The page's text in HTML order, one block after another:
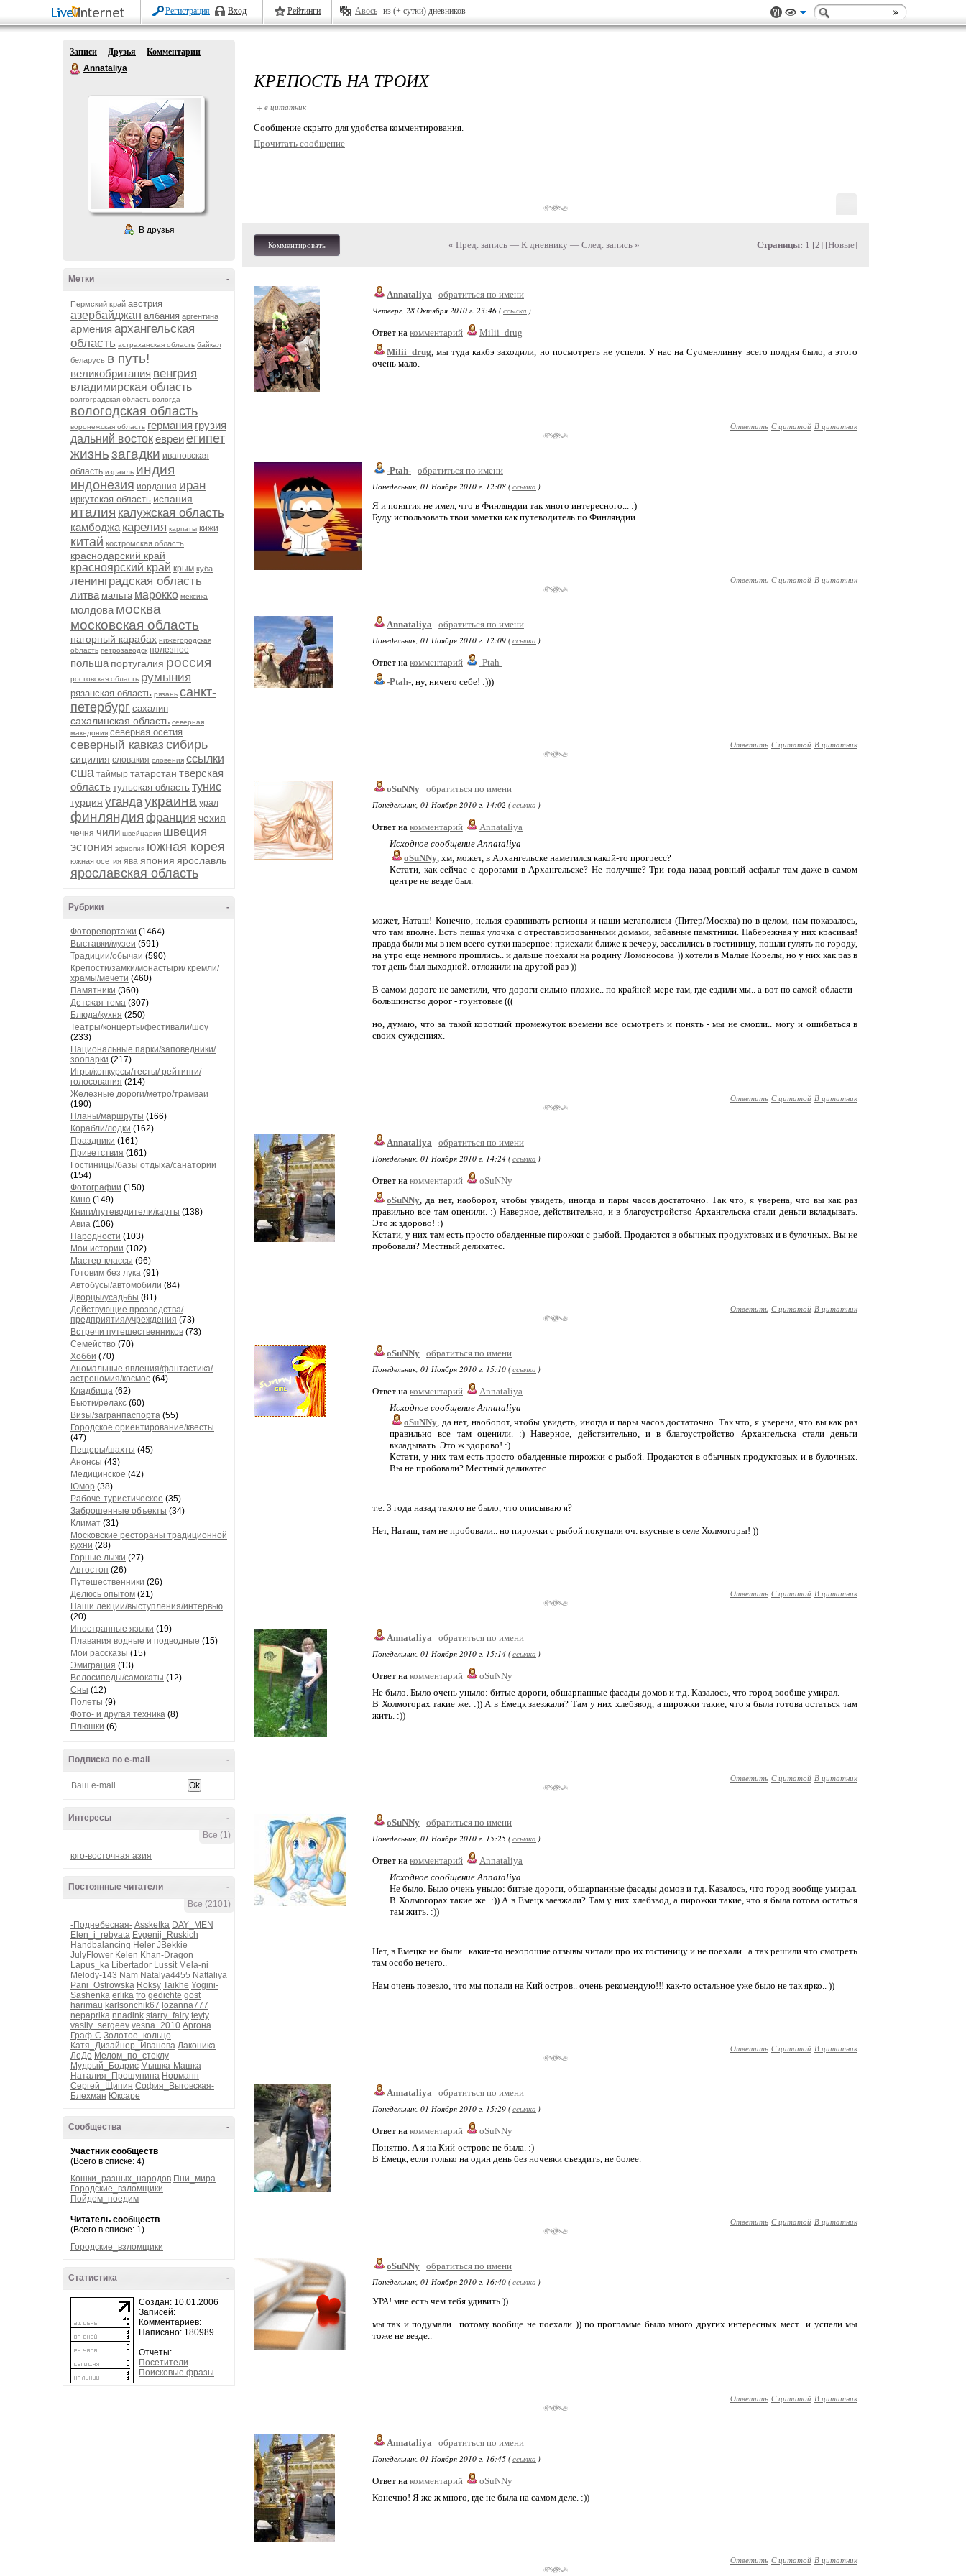
Регистрация Вход Рейтинги Авось из (+ сутки) дневников
Записи Друзья
Комментарии
Annataliya
В друзья
-
Метки
Пермский край австрия
азербайджан албания аргентина
армения архангельская
область астраханская область байкал
беларусь в путь!
великобритания венгрия
владимирская область
волгоградская область вологда
вологодская область
воронежская область германия грузия
дальний востокевреиегипет
жизньзагадки ивановская
область израиль индия
индонезия иордания иран
иркутская область испания
италия калужская область
камбоджа карелия карпаты кижи
китай костромская область
краснодарский край
красноярский край крым куба
ленинградская область
литва мальта марокко мексика
молдова москва
московская область
нагорный карабах нижегородская
область петрозаводск полезное
польша португалия россия
ростовская область румыния
рязанская область рязань санкт-
петербург сахалин
сахалинская область северная
македония северная осетия
северный кавказ сибирь
сицилия словакия словения ссылки
сша таймыр татарстан тверская
область тульская область тунис
турция угандаукраина урал
финляндия франция чехия
чечня чили швейцария швеция
эстония эфиопия южная корея
южная осетия ява япония ярославль
ярославская область
-
Рубрики
Фоторепортажи (1464)
Выставки/музеи (591)
Традиции/обычаи (590)
Крепости/замки/монастыри/ кремли/
храмы/мечети (460)
Памятники (360)
Детская тема (307)
Блюда/кухня (250)
Театры/концерты/фестивали/шоу
(233)
Национальные парки/заповедники/
зоопарки (217)
Игры/конкурсы/тесты/ рейтинги/
голосования (214)
Железные дороги/метро/трамваи
(190)
Планы/маршруты (166)
Корабли/лодки (162)
Праздники (161)
Приветствия (161)
Гостиницы/базы отдыха/санатории
(154)
Фотографии (150)
Кино (149)
Книги/путеводители/карты (138)
Авиа (106)
Народности (103)
Мои истории (102)
Мастер-классы (96)
Готовим без лука (91)
Автобусы/автомобили (84)
Дворцы/усадьбы (81)
Действующие прозводства/
предприятия/учреждения (73)
Встречи путешественников (73)
Семейство (70)
Хобби (70)
Аномальные явления/фантастика/
астрономия/космос (64)
Кладбища (62)
Бьюти/релакс (60)
Визы/загранпаспорта (55)
Городское ориентирование/квесты
(47)
Пещеры/шахты (45)
Анонсы (43)
Медицинское (42)
Юмор (38)
Рабоче-туристическое (35)
Заброшенные объекты (34)
Климат (31)
Московские рестораны традиционной
кухни (28)
Горные лыжи (27)
Автостоп (26)
Путешественники (26)
Делюсь опытом (21)
Наши лекции/выступления/интервью
(20)
Иностранные языки (19)
Плавания водные и подводные (15)
Мои рассказы (15)
Эмиграция (13)
Велосипеды/самокаты (12)
Сны (12)
Полеты (9)
Фото- и другая техника (8)
Плюшки (6)
-
Подписка по e-mail
-
Интересы
Все (1)
юго-восточная азия
-
Постоянные читатели
Все (2101)
-Поднебесная- Assketka DAY_MEN
Elen_i_rebyata Evgenij_Ruskich
Handbalancing Heler JBekkie
JulyFlower Kelen Khan-Dragon
Lapus_ka Libertador Lussit Mela-ni
Melody-143 Nam Natalya4455 Nattaliya
Pani_Ostrowska Roksy Taikhe Yogini-
Sashenka erlika fro gedichte gost
harimau karlsonchik67 lozanna777
nepaprika nnadink starry_fairy teyty
vasily_sergeev vesna_2010 Аргона
Граф-С Золотое_кольцо
Катя_Дизайнер_Иванова Лаконика
ЛеДо Мелом_по_стеклу
Мудрый_Бодрис Мышка-Машка
Наталия_Прошунина Норманн
Сергей_Щипин София_Выговская-
Блехман Юксаре
-
Сообщества
Участник сообществ
(Всего в списке: 4)
Кошки_разных_народов Пни_мира
Городские_взломщики
Пойдем_поедим
Читатель сообществ
(Всего в списке: 1)
Городские_взломщики
-
Статистика
Создан: 10.01.2006
Записей:
Комментариев:
Написано: 180989
Отчеты:
Посетители
Поисковые фразы
КРЕПОСТЬ НА ТРОИХ
+ в цитатник
Cообщение скрыто для удобства комментирования.
Прочитать сообщение
Комментировать « Пред. запись— К дневнику — След. запись » Страницы: 1 [2] [Новые]
Annataliya
обратиться по имени
Четверг, 28 Октября 2010 г. 23:46 (ссылка )
Ответ на комментарий
Milii_drug
Milii_drug, мы туда какбэ заходили, но посмотреть не успели. У нас на Суоменлинну всего полдня было, а этого
очень мало.
Ответить С цитатой В цитатник
-Ptah- обратиться по имени
Понедельник, 01 Ноября 2010 г. 12:08 (ссылка )
Я и понятия не имел, что в Финляндии так много интересного... :)
Буду использовать твои заметки как путеводитель по Финляндии.
Ответить С цитатой В цитатник
Annataliya
обратиться по имени
Понедельник, 01 Ноября 2010 г. 12:09 (ссылка )
Ответ на комментарий
-Ptah-
-Ptah-, ну, ничего себе! :)))
Ответить С цитатой В цитатник
oSuNNy обратиться по имени
Понедельник, 01 Ноября 2010 г. 14:02 (ссылка )
Ответ на комментарий
Annataliya
Исходное сообщение Annataliya
oSuNNy, хм, может, в Архангельске наметился какой-то прогресс?
Кстати, как сейчас с дорогами в Архангельске? Не получше? Три года назад ровный асфальт там даже в самом
центре не везде был.
может, Наташ! Конечно, нельзя сравнивать регионы и наши мегаполисы (Питер/Москва) но в целом, нам показалось,
что там вполне. Есть пешая улочка с отреставрированными домами, забавные памятники. Набережная у них красивая!
правда были мы в нем всего сутки наверное: приехали ближе к вечеру, заселились в гостиницу, пошли гулять по городу,
на утро еще немного прошлись.. и дальше поехали на родину Ломоносова )) хотели в Малые Корелы, но у них как раз в
тот день был выходной. отложили на другой раз ))
В самом дороге не заметили, что дороги сильно плохие.. по крайней мере там, где ездили мы.. а вот по самой области -
большинство дорог - грунтовые (((
но, думаю, что за такой короткий промежуток времени все осмотреть и понять - мы не смогли.. могу и ошибаться в
своих суждениях.
Ответить С цитатой В цитатник
Annataliya
обратиться по имени
Понедельник, 01 Ноября 2010 г. 14:24 (ссылка )
Ответ на комментарий
oSuNNy
oSuNNy, да нет, наоборот, чтобы увидеть, иногда и пары часов достаточно. Так что, я уверена, что вы как раз
правильно все там оценили. :) Наверное, действительно, и в благоустройство Архангельска стали деньги вкладывать.
Это ж здорово! :)
Кстати, у них там есть просто обалденные пирожки с рыбой. Продаются в обычных продуктовых и в булочных. Вы не
пробовали? Местный деликатес.
Ответить С цитатой В цитатник
oSuNNy обратиться по имени
Понедельник, 01 Ноября 2010 г. 15:10 (ссылка )
Ответ на комментарий
Annataliya
Исходное сообщение Annataliya
oSuNNy, да нет, наоборот, чтобы увидеть, иногда и пары часов достаточно. Так что, я уверена, что вы как раз
правильно все там оценили. :) Наверное, действительно, и в благоустройство Архангельска стали деньги
вкладывать. Это ж здорово! :)
Кстати, у них там есть просто обалденные пирожки с рыбой. Продаются в обычных продуктовых и в булочных.
Вы не пробовали? Местный деликатес.
т.е. 3 года назад такого не было, что описываю я?
Нет, Наташ, там не пробовали.. но пирожки с рыбой покупали оч. вкусные в селе Холмогоры! ))
Ответить С цитатой В цитатник
Annataliya
обратиться по имени
Понедельник, 01 Ноября 2010 г. 15:14 (ссылка )
Ответ на комментарий
oSuNNy
Не было. Было очень уныло: битые дороги, обшарпанные фасады домов и т.д. Казалось, что город вообще умирал.
В Холмогорах такие же. :)) А в Емецк заезжали? Там у них хлебзвод, а пирожки такие, что я была готова остаться там
жить. :))
Ответить С цитатой В цитатник
oSuNNy обратиться по имени
Понедельник, 01 Ноября 2010 г. 15:25 (ссылка )
Ответ на комментарий
Annataliya
Исходное сообщение Annataliya
Не было. Было очень уныло: битые дороги, обшарпанные фасады домов и т.д. Казалось, что город вообще умирал.
В Холмогорах такие же. :)) А в Емецк заезжали? Там у них хлебзвод, а пирожки такие, что я была готова остаться
там жить. :))
Нет, в Емецке не были.. какие-то нехорошие отзывы читали про их гостиницу и не поехали.. а так решили что смотреть
там особо нечего..
Нам очень повезло, что мы попали на Кий остров.. очень рекомендую!!! как-то остальное уже было не так ярко.. ))
Ответить С цитатой В цитатник
Annataliya
обратиться по имени
Понедельник, 01 Ноября 2010 г. 15:29 (ссылка )
Ответ на комментарий
oSuNNy
Понятно. А я на Кий-острове не была. :)
В Емецк, если только на один день без ночевки съездить, не более.
Ответить С цитатой В цитатник
oSuNNy обратиться по имени
Понедельник, 01 Ноября 2010 г. 16:40 (ссылка )
УРА! мне есть чем тебя удивить ))
мы так и подумали.. потому вообще не поехали )) по программе было много других интересных мест.. и успели мы
тоже не везде..
Ответить С цитатой В цитатник
Annataliya
обратиться по имени
Понедельник, 01 Ноября 2010 г. 16:45 (ссылка )
Ответ на комментарий
oSuNNy
Конечно! Я же ж много, где не была на самом деле. :))
Ответить С цитатой В цитатник